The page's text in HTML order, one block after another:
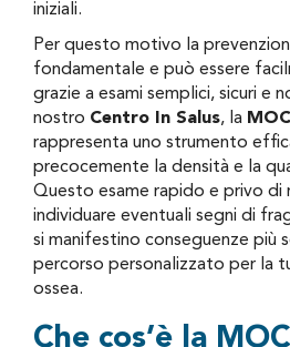
iniziali.
Per questo motivo la
fondamentale e può essere
grazie a esami semplici, sicuri e
nostro Centro In Salus, la
rappresenta uno strumento
precocemente la densità e la
Questo esame rapido e privo di
individuare eventuali segni di
si manifestino conseguenze più
percorso personalizzato per la
ossea.
Che cos’è la